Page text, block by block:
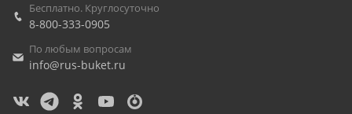
Бесплатно. Круглосуточно
8-800-333-0905
По любым вопросам
info@rus-buket.ru